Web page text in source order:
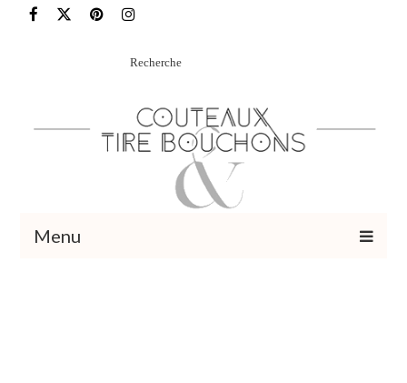
Rechercher
Menu